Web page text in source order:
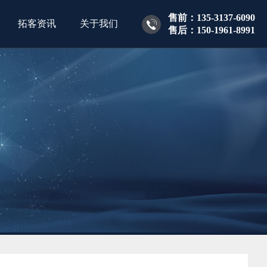
售前：135-3137-6090
售后：150-1961-8991
拓客资讯 关于我们